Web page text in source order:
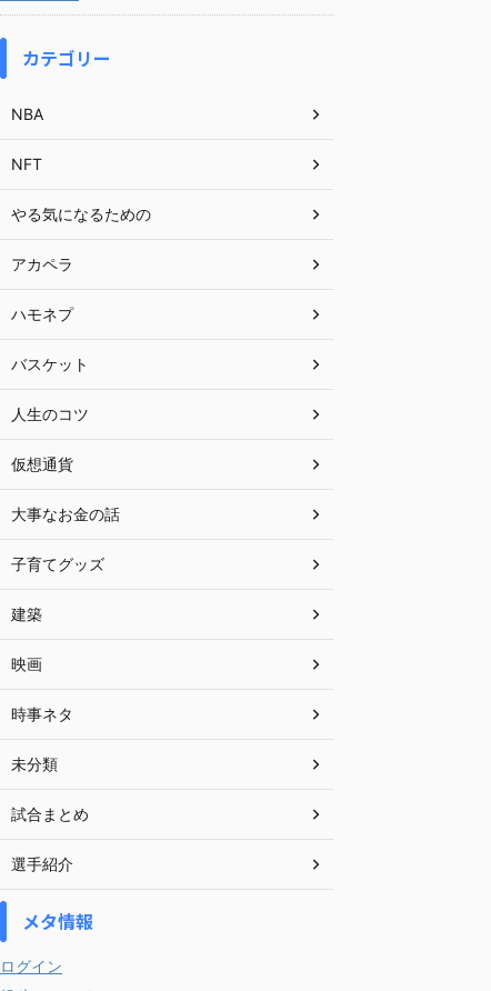
カテゴリー
NBA
NFT
やる気になるための
アカペラ
ハモネプ
バスケット
人生のコツ
仮想通貨
大事なお金の話
子育てグッズ
建築
映画
時事ネタ
未分類
試合まとめ
選手紹介
メタ情報
ログイン